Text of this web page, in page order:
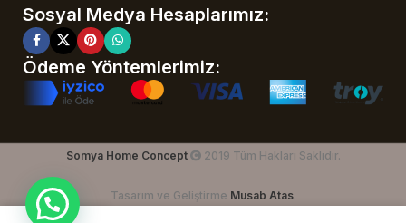
Sosyal Medya Hesaplarımız:
Ödeme Yöntemlerimiz:
Somya Home Concept 2019 Tüm Hakları Saklıdır.
Tasarım ve Geliştirme Musab Atas.